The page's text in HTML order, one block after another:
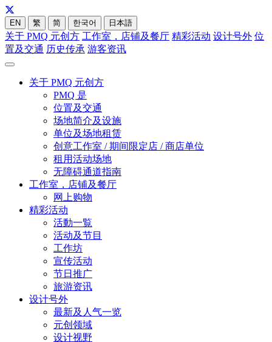
EN 繁 简 한국어 日本語
关于 PMQ 元创方 工作室，店铺及餐厅 精彩活动 设计号外 位
置及交通 历史传承 游客资讯
关于 PMQ 元创方
PMQ 是
位置及交通
场地简介及设施
单位及场地租赁
创意工作室 / 期间限定店 / 商店单位
租用活动场地
无障碍通道指南
工作室，店铺及餐厅
网上购物
精彩活动
活動一覧
活动及节目
工作坊
宣传活动
节日推广
旅游资讯
设计号外
最新及人气一览
元创领域
设计视野